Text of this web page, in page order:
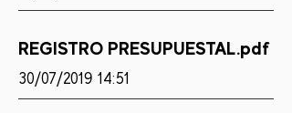
REGISTRO PRESUPUESTAL.pdf
30/07/2019 14:51